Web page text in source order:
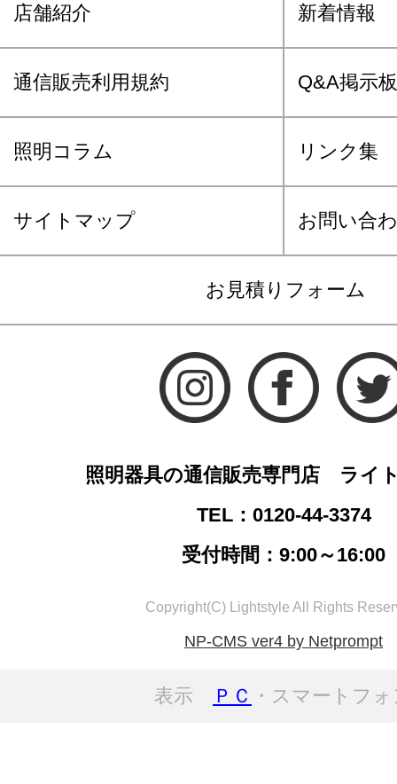
店舗紹介 新着情報
通信販売利用規約 Q&A掲示板
照明コラム リンク集
サイトマップ お問い合
お見積りフォーム
照明器具の通信販売専門店 ライ
TEL：0120-44-3374
受付時間：9:00～16:00
Copyright(C) Lightstyle All Rights
NP-CMS ver4 by Netprompt
表示 ＰＣ ・スマートフ